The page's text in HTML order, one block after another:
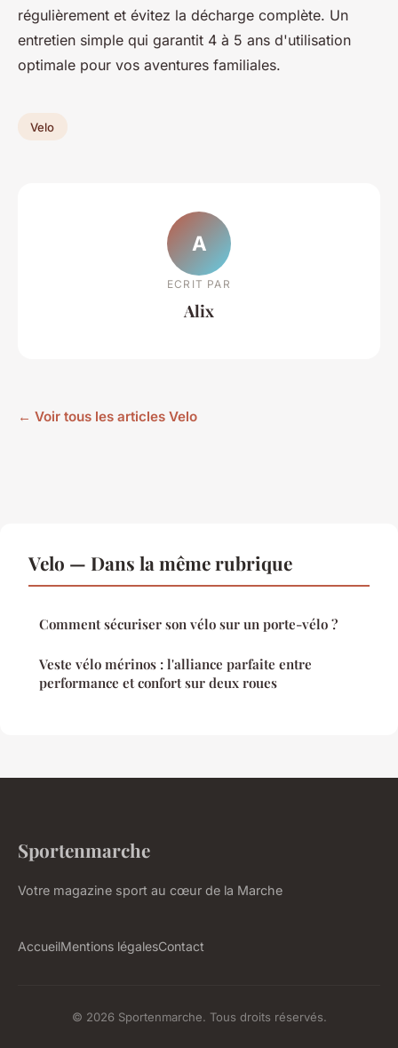
régulièrement et évitez la décharge complète. Un
entretien simple qui garantit 4 à 5 ans d'utilisation
optimale pour vos aventures familiales.
Velo
A
ECRIT PAR
Alix
← Voir tous les articles Velo
Velo — Dans la même rubrique
Comment sécuriser son vélo sur un porte-vélo ?
Veste vélo mérinos : l'alliance parfaite entre
performance et confort sur deux roues
Sportenmarche
Votre magazine sport au cœur de la Marche
AccueilMentions légalesContact
© 2026 Sportenmarche. Tous droits réservés.